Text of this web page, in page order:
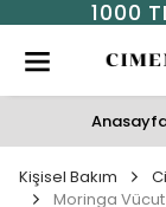
1000
Kişisel Bakım
Moringa